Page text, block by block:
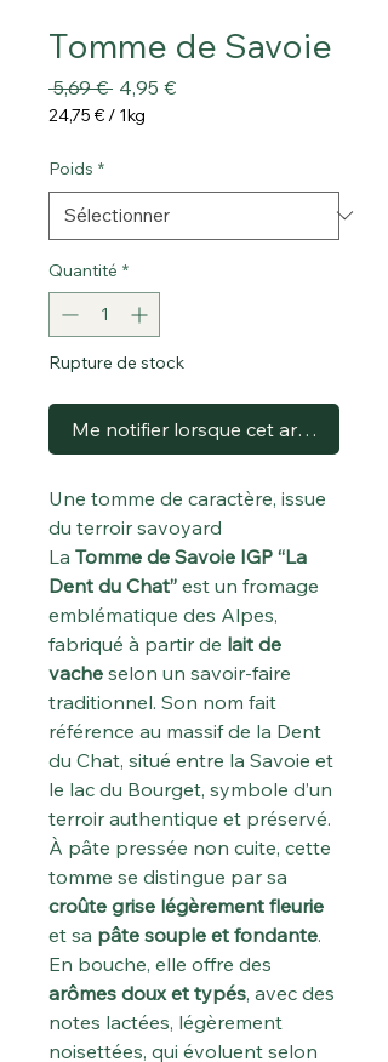
Tomme de Savoie
5,69 € Prix
original
4,95 €Prix
24,75 € / 1kg
pour
Kilogramme
Poids *
Quantité *
Rupture de stock
Me notifier lorsque cet article est
Une tomme de caractère, issue
du terroir savoyard
La Tomme de Savoie IGP “La
Dent du Chat” est un fromage
emblématique des Alpes,
fabriqué à partir de lait de
vache selon un savoir-faire
traditionnel. Son nom fait
référence au massif de la Dent
du Chat, situé entre la Savoie et
le lac du Bourget, symbole d’un
terroir authentique et préservé.
À pâte pressée non cuite, cette
tomme se distingue par sa
croûte grise légèrement fleurie
et sa pâte souple et fondante.
En bouche, elle offre des
arômes doux et typés, avec des
notes lactées, légèrement
noisettées, qui évoluent selon